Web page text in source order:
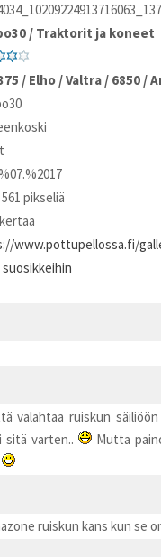
/ Traktorit ja koneet
/ Elho /Valtra / 6850 /
pikseliä
www.pottupellossa.fi/
suosikkeihin
valahtaa ruiskun
sitä varten..
Mutta
ruiskun kans kun se